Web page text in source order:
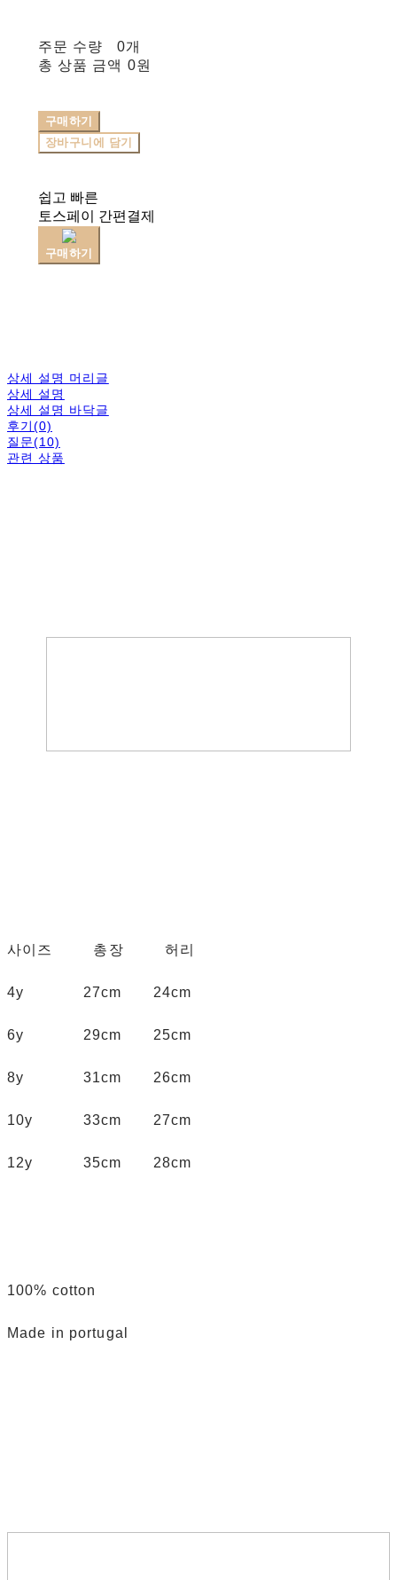
주문 수량
0개
총 상품 금액 0원
구매하기
장바구니에 담기
쉽고 빠른
토스페이 간편결제
구매하기
상세 설명 머리글
상세 설명
상세 설명 바닥글
후기(0)
질문(10)
관련 상품
사이즈 총장 허리
4y 27cm 24cm
6y 29cm 25cm
8y 31cm 26cm
10y 33cm 27cm
12y 35cm 28cm
100% cotton
Made in portugal